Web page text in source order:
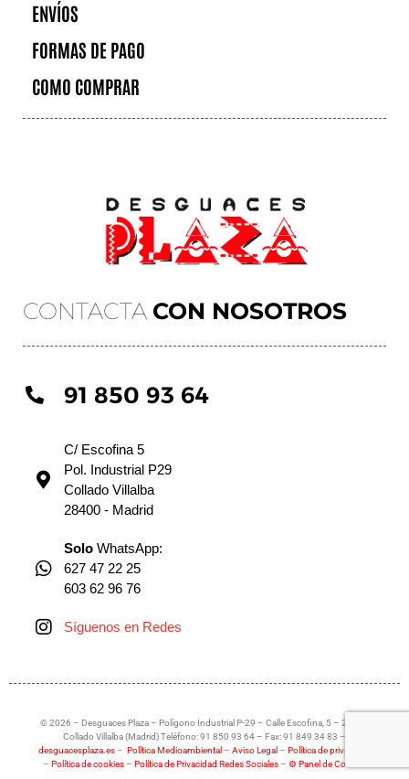
CONTACTA CON NOSOTROS
91 850 93 64
C/ Escofina 5
Pol. Industrial P29
Collado Villalba
28400 - Madrid
Solo WhatsApp:
627 47 22 25
603 62 96 76
Síguenos en Redes
ENVÍOS
FORMAS DE PAGO
COMO COMPRAR
© 2026 – Desguaces Plaza – Polígono Industrial P-29 – Calle Escofina, 5 – 28400
Collado Villalba (Madrid) Teléfono: 91 850 93 64 – Fax: 91 849 34 83 –
desguacesplaza.es – Política Medioambiental – Aviso Legal – Política de privacidad
– Política de cookies– Política de Privacidad Redes Sociales– ⚙ Panel de Cookies